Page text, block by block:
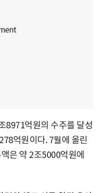
8971억원의 수주를 달성
억원이다. 7월에 올린
은 약 2조5000억원에